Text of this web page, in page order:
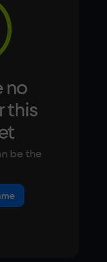
совместимая
no
this
be the